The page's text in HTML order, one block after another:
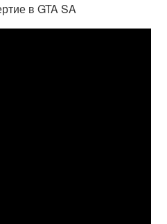
в GTA SA